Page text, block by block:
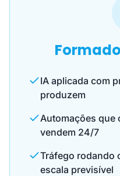
IA aplicada com
produzem
Automações que
vendem 24/7
Tráfego rodando
escala previsível